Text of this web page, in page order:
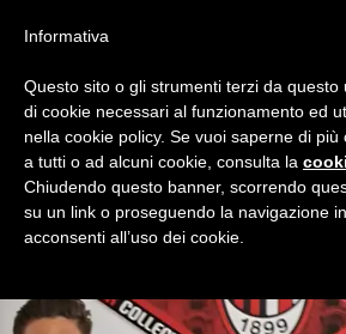
Home Partite Serie A Pagina 4
SERIE A
Cronaca diretta e opinioni su tutte le
Campionato di Calcio Serie A. Condividi
con Milan Night, la community dei tifosi
Informativa
Questo sito o gli strumenti terzi da questo
di cookie necessari al funzionamento ed
nella cookie policy. Se vuoi saperne di
a tutti o ad alcuni cookie, consulta la
Chiudendo questo banner, scorrendo
su un link o proseguendo la navigazione
acconsenti all’uso dei cookie.